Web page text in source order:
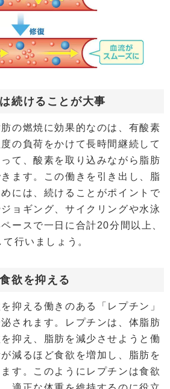
続けることが大事
の燃焼に効果的なのは、有酸素
の負荷をかけて長時間継続して
て、酸素を取り込みながら脂肪
ます。この働きを引き出し、脂
には、続けることがポイントで
ョギング、サイクリングや水泳
ースで一日に合計20分間以上、
行いましょう。
欲を抑える
抑える働きのある「レプチン」
されます。レプチンは、体脂肪
抑え、脂肪を減少させようと働
減るほど食欲を増加し、脂肪を
す。このようにレプチンは食欲